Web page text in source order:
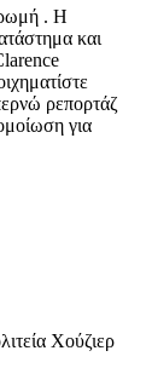
. Η
και
ρεπορτάζ
για
Χούζιερ